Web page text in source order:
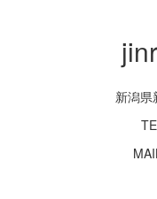
新潟県